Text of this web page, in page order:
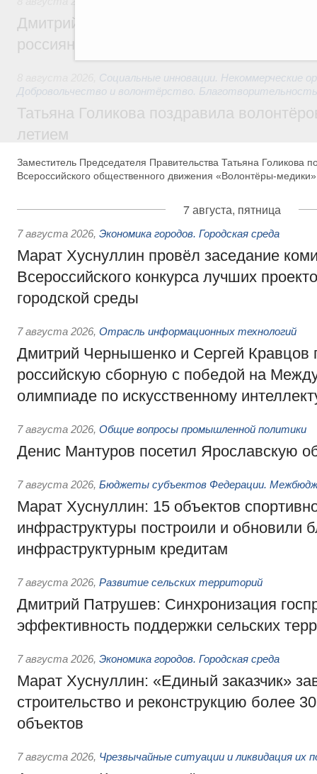
Дмитрий Чернышенко и Михаил
россиян с Днём физкультурника
Социальные инновации. Некоммерческие
Добровольчество и волонтёрство. Благотворительность
Татьяна Голикова поздравила
летием
Заместитель Председателя Правительства Татьяна Голикова
Всероссийского общественного движения «Волонтёры-
7 августа, пятница
7 августа 2026, Экономика городов. Городская среда
Марат Хуснуллин провёл заседание
Всероссийского конкурса лучших
городской среды
7 августа 2026, Отрасль информационных технологий
Дмитрий Чернышенко и Сергей Кравцов
российскую сборную с победой на
олимпиаде по искусственному
7 августа 2026, Общие вопросы промышленной политики
Денис Мантуров посетил Ярославскую
7 августа 2026, Бюджеты субъектов Федерации.
Марат Хуснуллин: 15 объектов
инфраструктуры построили и обновили
инфраструктурным кредитам
7 августа 2026, Развитие сельских территорий
Дмитрий Патрушев: Синхронизация
эффективность поддержки сельских
7 августа 2026, Экономика городов. Городская среда
Марат Хуснуллин: «Единый заказчик»
строительство и реконструкцию более
объектов
7 августа 2026, Чрезвычайные ситуации и ликвидация их